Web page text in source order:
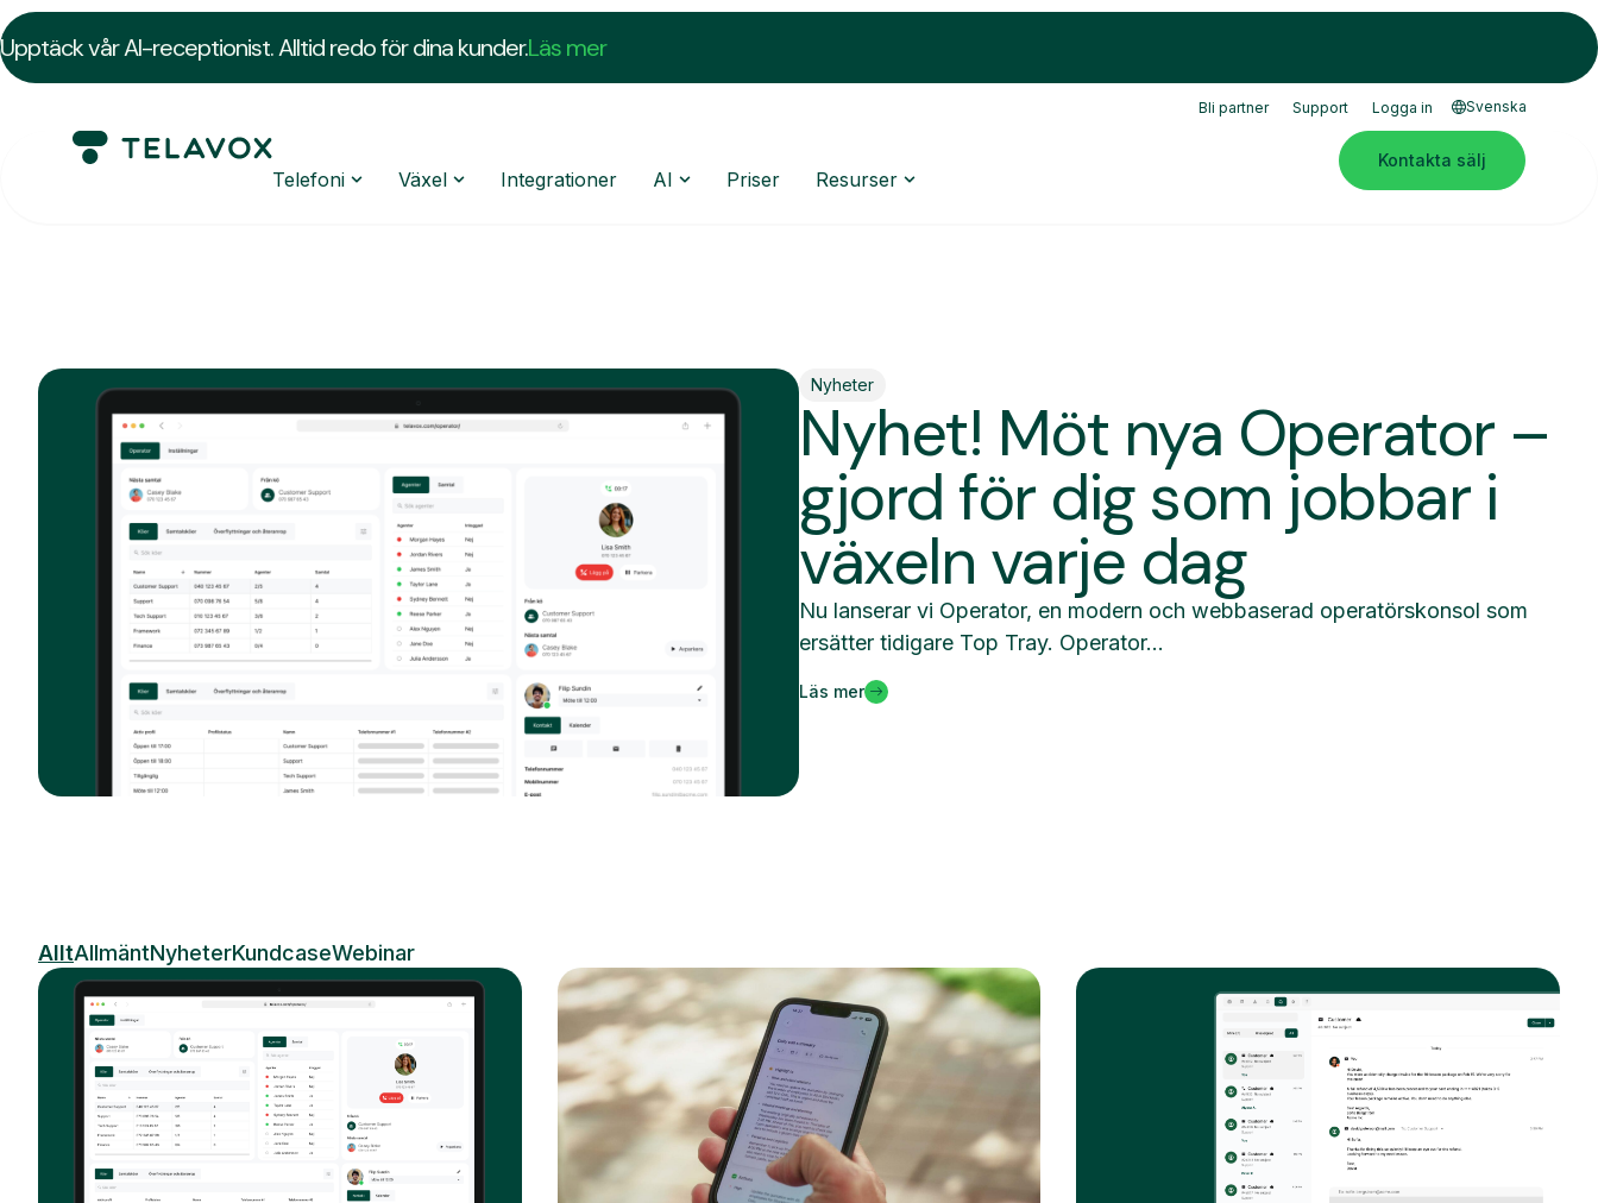
Upptäck vår AI-receptionist. Alltid redo för dina kunder.Läs mer
Bli partner Support Logga in Svenska
Telefoni Växel Integrationer AI Priser Resurser
Kontakta sälj
Nyheter
Nyhet! Möt nya Operator –
gjord för dig som jobbar i
växeln varje dag
Nu lanserar vi Operator, en modern och webbaserad operatörskonsol som
ersätter tidigare Top Tray. Operator...
Läs mer
AlltAllmäntNyheterKundcaseWebinar